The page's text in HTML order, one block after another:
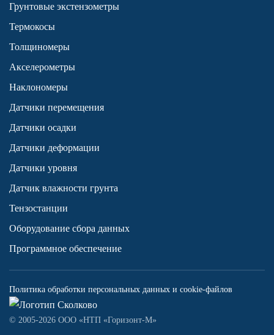
Грунтовые экстензометры
Термокосы
Толщиномеры
Акселерометры
Наклономеры
Датчики перемещения
Датчики осадки
Датчики деформации
Датчики уровня
Датчик влажности грунта
Тензостанции
Оборудование сбора данных
Программное обеспечение
Политика обработки персональных данных и cookie-файлов
© 2005-2026 ООО «НТП «Горизонт-М»